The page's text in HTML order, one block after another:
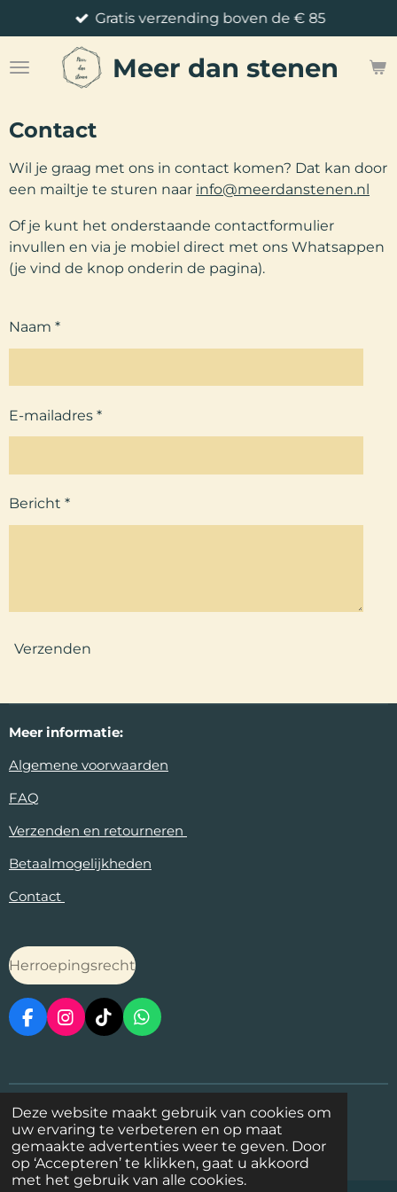
Deze website maakt gebruik van cookies om
uw ervaring te verbeteren en op maat
gemaakte advertenties weer te geven. Door
op ‘Accepteren’ te klikken, gaat u akkoord
met het gebruik van alle cookies.
direct
naar
Meer dan stenen
Gratis verzending boven de € 85
Contact
Wil je graag met ons in contact komen? Dat kan door
een mailtje te sturen naar info@meerdanstenen.nl
Of je kunt het onderstaande contactformulier
invullen en via je mobiel direct met ons Whatsappen
(je vind de knop onderin de pagina).
Naam *
E-mailadres *
Bericht *
Verzenden
Meer informatie:
Algemene voorwaarden
FAQ
Verzenden en retourneren
Betaalmogelijkheden
Contact
Herroepingsrecht
F
a
b
o
o
k
I
n
a
g
r
a
m
T
i
o
k
W
h
s
A
p
p
R
a
t
1
s
t
e
r
2
s
t
e
r
r
3
s
t
e
r
r
4
s
t
e
r
r
5
s
t
e
r
r
S
t
e
m
m
5 stemmen
© 2025 - 2026 Meer dan stenen